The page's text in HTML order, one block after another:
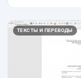
ТЕКСТЫ И ПЕРЕВОДЫ